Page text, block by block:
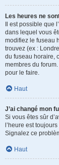
Les heures ne
Il est possible que
dans lequel vous
modifiez le fuseau
trouvez (ex :
du fuseau horaire,
membres du
pour le faire.
Haut
J’ai changé mon
Si vous êtes sûr
l’heure est
Signalez ce
Haut